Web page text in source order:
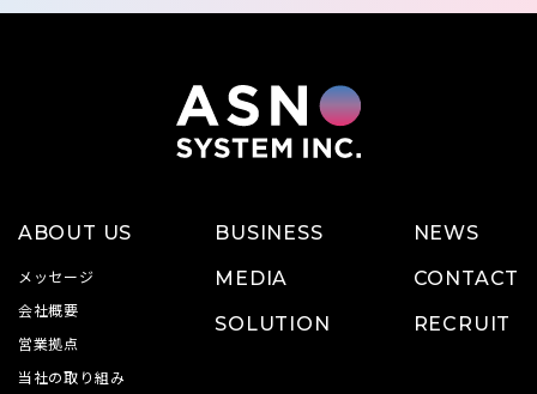
ABOUT US
メッセージ
会社概要
営業拠点
当社の取り組み
BUSINESS
MEDIA
SOLUTION
NEWS
CONTACT
RECRUIT